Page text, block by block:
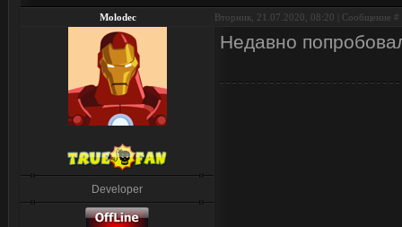
Molodec Вторник, 21.07.2020, 08:20 | Сообщение #
Developer
Недавно